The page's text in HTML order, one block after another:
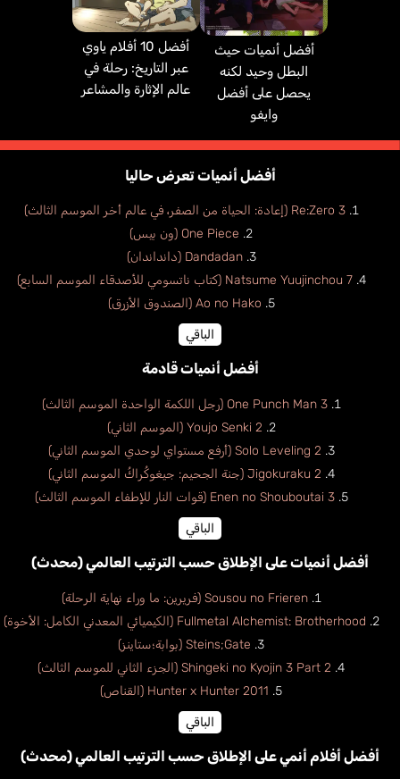
أفضل أنميات حيث
البطل وحيد لكنه
يحصل على أفضل
وايفو
أفضل 10 أفلام ياوي
عبر التاريخ: رحلة في
عالم الإثارة والمشاعر
أفضل أنميات تعرض حاليا
Re:Zero 3 (إعادة: الحياة من الصفر، في عالم أخر الموسم الثالث)
One Piece (ون بيس)
Dandadan (دانداندان)
Natsume Yuujinchou 7 (كتاب ناتسومي للأصدقاء الموسم السابع)
Ao no Hako (الصندوق الأزرق)
الباقي
أفضل أنميات قادمة
One Punch Man 3 (رجل اللكمة الواحدة الموسم الثالث)
Youjo Senki 2 (الموسم الثاني)
Solo Leveling 2 (أرفع مستواي لوحدي الموسم الثاني)
Jigokuraku 2 (جنة الجحيم: جيغوكُراكُ الموسم الثاني)
Enen no Shouboutai 3 (قوات النار للإطفاء الموسم الثالث)
الباقي
أفضل أنميات على الإطلاق حسب الترتيب العالمي (محدث)
Sousou no Frieren (فريرين: ما وراء نهاية الرحلة)
Fullmetal Alchemist: Brotherhood (الكيميائي المعدني الكامل: الأخوة)
Steins;Gate (بوابة؛ستاينز)
Shingeki no Kyojin 3 Part 2 (الجزء الثاني للموسم الثالث)
Hunter x Hunter 2011 (القناص)
الباقي
أفضل أفلام أنمي على الإطلاق حسب الترتيب العالمي (محدث)